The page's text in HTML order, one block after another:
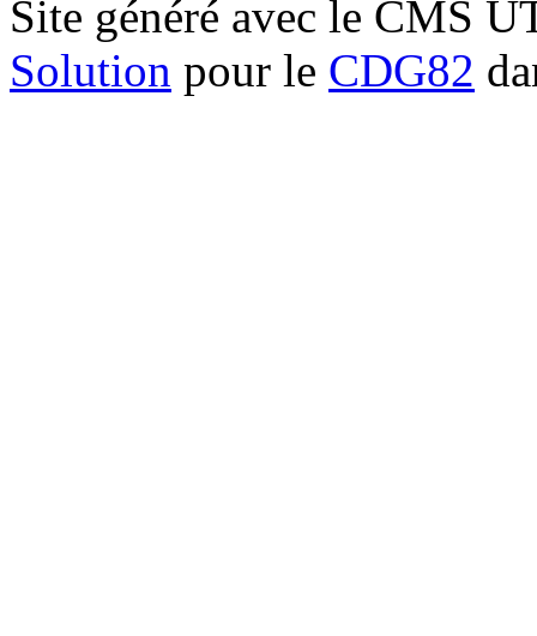
Site généré avec le CMS
Solution pour le CDG82